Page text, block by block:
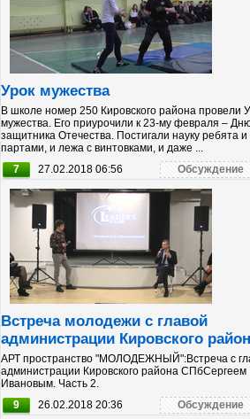
Урок мужества
В школе номер 250 Кировского района провели
мужества. Его приурочили к 23-му февраля –
защитника Отечества. Постигали науку ребята и
партами, и лежа с винтовками, и даже ...
7
27.02.2018 06:56 Обсуждение
Встреча молодежи с главой
администрации Кировского
АРТ пространство "МОЛОДЕЖНЫЙ":Встреча с
администрации Кировского района СПбСергеем
Ивановым. Часть 2.
9
26.02.2018 20:36 Обсуждение